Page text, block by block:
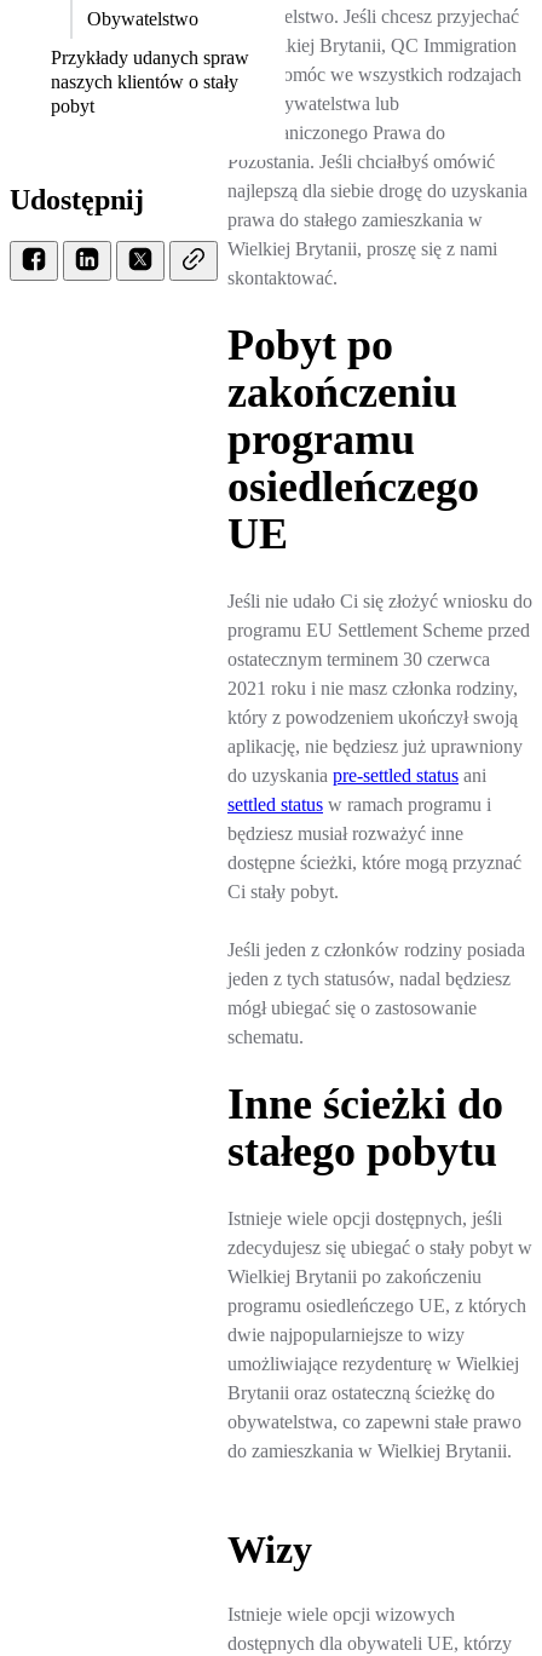
Obywatelstwo
Przykłady udanych spraw
naszych klientów o stały
pobyt
Udostępnij
obywatelstwo. Jeśli chcesz przyjechać
do Wielkiej Brytanii, QC Immigration
może pomóc we wszystkich rodzajach
wiz, obywatelstwa lub
Nieograniczonego Prawa do
Pozostania. Jeśli chciałbyś omówić
najlepszą dla siebie drogę do uzyskania
prawa do stałego zamieszkania w
Wielkiej Brytanii, proszę się z nami
skontaktować.
Pobyt po
zakończeniu
programu
osiedleńczego
UE
Jeśli nie udało Ci się złożyć wniosku do
programu EU Settlement Scheme przed
ostatecznym terminem 30 czerwca
2021 roku i nie masz członka rodziny,
który z powodzeniem ukończył swoją
aplikację, nie będziesz już uprawniony
do uzyskania pre-settled status ani
settled status w ramach programu i
będziesz musiał rozważyć inne
dostępne ścieżki, które mogą przyznać
Ci stały pobyt.
Jeśli jeden z członków rodziny posiada
jeden z tych statusów, nadal będziesz
mógł ubiegać się o zastosowanie
schematu.
Inne ścieżki do
stałego pobytu
Istnieje wiele opcji dostępnych, jeśli
zdecydujesz się ubiegać o stały pobyt w
Wielkiej Brytanii po zakończeniu
programu osiedleńczego UE, z których
dwie najpopularniejsze to wizy
umożliwiające rezydenturę w Wielkiej
Brytanii oraz ostateczną ścieżkę do
obywatelstwa, co zapewni stałe prawo
do zamieszkania w Wielkiej Brytanii.
Wizy
Istnieje wiele opcji wizowych
dostępnych dla obywateli UE, którzy